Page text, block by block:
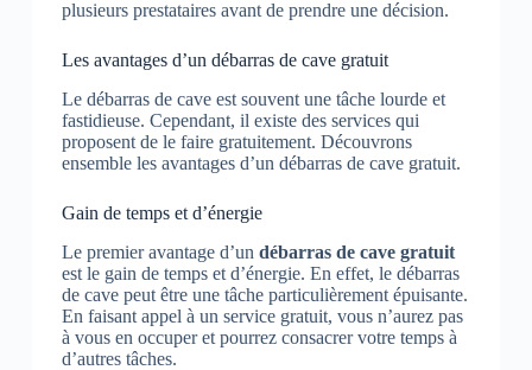
plusieurs prestataires avant de prendre une décision.
Les avantages d’un débarras de cave gratuit
Le débarras de cave est souvent une tâche lourde et
fastidieuse. Cependant, il existe des services qui
proposent de le faire gratuitement. Découvrons
ensemble les avantages d’un débarras de cave gratuit.
Gain de temps et d’énergie
Le premier avantage d’un débarras de cave gratuit
est le gain de temps et d’énergie. En effet, le débarras
de cave peut être une tâche particulièrement épuisante.
En faisant appel à un service gratuit, vous n’aurez pas
à vous en occuper et pourrez consacrer votre temps à
d’autres tâches.